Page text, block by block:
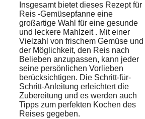
Insgesamt bietet dieses Rezeptfür
Reis -Gemüsepfanne eine
großartige Wahl für eine gesunde
und leckere Mahlzeit . Mit einer
Vielzahl von frischem Gemüse und
der Möglichkeit, den Reis nach
Belieben anzupassen, kann jeder
seine persönlichen Vorlieben
berücksichtigen. Die Schritt-für-
Schritt-Anleitung erleichtert die
Zubereitung und es werden auch
Tipps zum perfekten Kochen des
Reises gegeben.